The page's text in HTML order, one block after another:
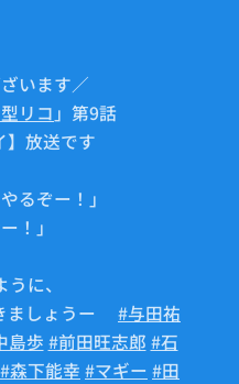
います／
リコ 」第9話
】放送です🤖
るぞー！」
！」
に、
しょうー💪 #与田祐
島歩 #前田旺志郎 #石
#森下能幸 #マギー #田